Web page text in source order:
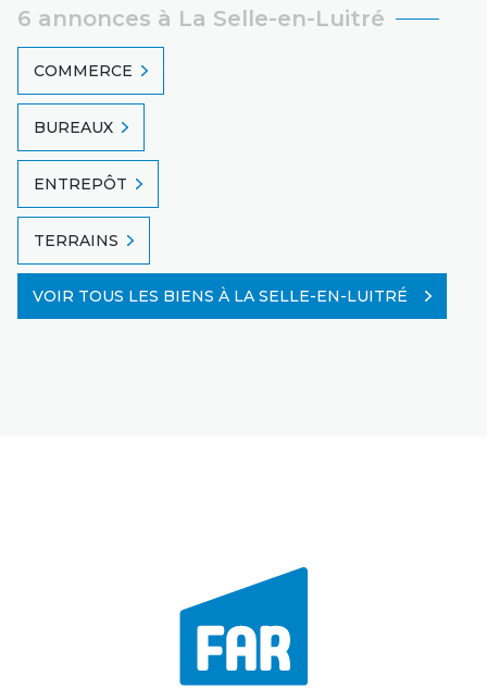
6 annonces à La Selle-en-Luitré
COMMERCE
BUREAUX
ENTREPÔT
TERRAINS
VOIR TOUS LES BIENS À LA SELLE-EN-LUITRÉ